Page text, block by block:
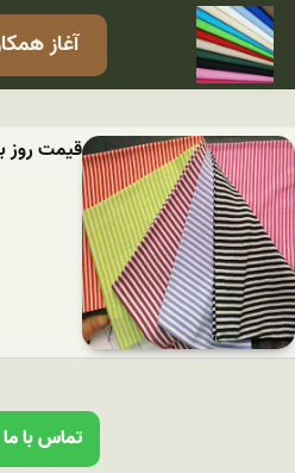
آغاز
قیمت روز
تماس با ما